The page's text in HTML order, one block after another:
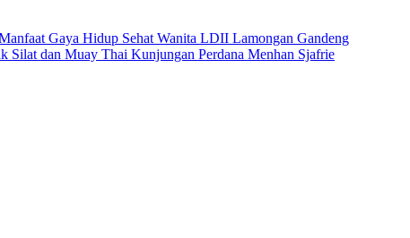
Gaya Hidup Sehat Wanita LDII Lamongan Gandeng
Silat dan Muay Thai Kunjungan Perdana Menhan Sjafrie